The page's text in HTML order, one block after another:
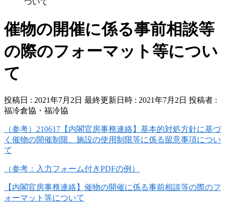
ついて
催物の開催に係る事前相談等
の際のフォーマット等につい
て
投稿日 : 2021年7月2日 最終更新日時 : 2021年7月2日 投稿者 :
福冷倉協・福冷協
（参考）210617【内閣官房事務連絡】基本的対処方針に基づ
く催物の開催制限、施設の使用制限等に係る留意事項につい
て
（参考：入力フォーム付きPDFの例）
【内閣官房事務連絡】催物の開催に係る事前相談等の際のフ
ォーマット等について